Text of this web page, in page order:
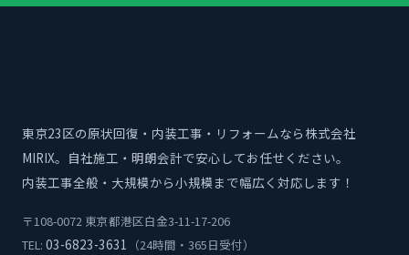
東京23区の原状回復・内装工事・リフォームなら株式会社
MIRIX。自社施工・明朗会計で安心してお任せください。
内装工事全般・大規模から小規模まで幅広く対応します！
〒108-0072 東京都港区白金3-11-17-206
TEL: 03-6823-3631 （24時間・365日受付）